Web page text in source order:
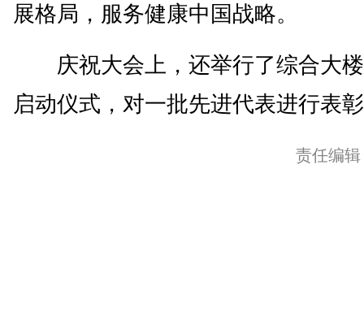
展格局，服务健康中国战略。
庆祝大会上，还举行了综合大
启动仪式，对一批先进代表进行表
责任编